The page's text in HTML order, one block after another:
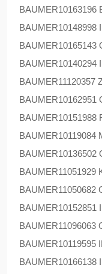
BAUMER10163196
BAUMER10148998
BAUMER10165143
BAUMER10140294
BAUMER11120357
BAUMER10162951
BAUMER10151988
BAUMER10119084
BAUMER10136502
BAUMER11051929
BAUMER11050682
BAUMER10152851
BAUMER11096063
BAUMER10119595
BAUMER10166138